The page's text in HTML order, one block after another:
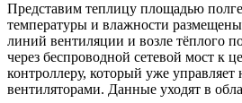
Представим теплицу площадью
температуры и влажности
линий вентиляции и возле тёплого
через беспроводной сетевой мост к
контроллеру, который уже управляет
вентиляторами. Данные уходят в